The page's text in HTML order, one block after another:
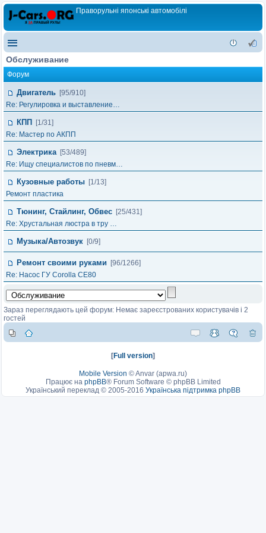
Праворульні японські автомобілі
Обслуживание
Форум
Двигатель [95/910]
Re: Регулировка и выставление…
КПП
[1/31]
Re: Мастер по АКПП
Электрика [53/489]
Re: Ищу специалистов по пневм…
Кузовные работы [1/13]
Ремонт пластика
Тюнинг, Стайлинг, Обвес [25/431]
Re: Хрустальная люстра в тру …
Музыка/Автозвук [0/9]
Ремонт своими руками
[96/1266]
Re: Насос ГУ Corolla CE80
Зараз переглядають цей форум: Немає зареєстрованих користувачів і 2
гостей
[Full version]
Mobile Version ©Anvar (apwa.ru)
Працює на phpBB® Forum Software © phpBB Limited
Український переклад © 2005-2016 Українська підтримка phpBB